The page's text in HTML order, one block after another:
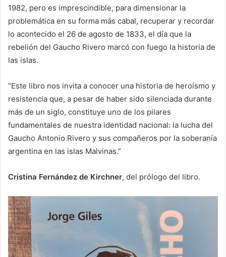
1982, pero es imprescindible, para dimensionar la
problemática en su forma más cabal, recuperar y recordar
lo acontecido el 26 de agosto de 1833, el día que la
rebelión del Gaucho Rivero marcó con fuego la historia de
las islas.
“Este libro nos invita a conocer una historia de heroísmo y
resistencia que, a pesar de haber sido silenciada durante
más de un siglo, constituye uno de los pilares
fundamentales de nuestra identidad nacional: la lucha del
Gaucho Antonio Rivero y sus compañeros por la soberanía
argentina en las islas Malvinas.”
Cristina Fernández de Kirchner, del prólogo del libro.